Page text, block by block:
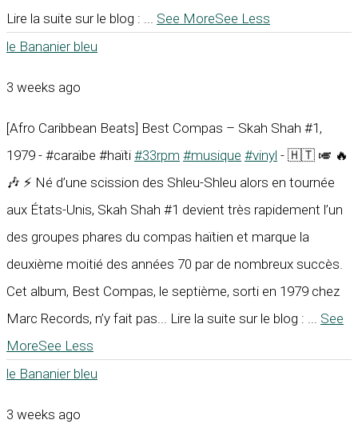
Lire la suite sur le blog :
See MoreSee Less
le Bananier bleu
3 weeks ago
[Afro Caribbean Beats] Best Compas – Skah Shah #1,
1979 - #caraïbe #haïti #33rpm #musique #vinyl - 🇭🇹 🎺 🔥
🎶 ⚡ Né d’une scission des Shleu-Shleu alors en tournée
aux États-Unis, Skah Shah #1 devient très rapidement l’un
des groupes phares du compas haïtien et marque la
deuxième moitié des années 70 par de nombreux succès.
Cet album, Best Compas, le septième, sorti en 1979 chez
Marc Records, n’y fait pas... Lire la suite sur le blog :
See
MoreSee Less
le Bananier bleu
3 weeks ago